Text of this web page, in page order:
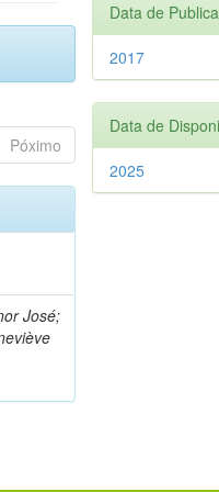
Póximo
José;
Data de
2017
Data de
2025